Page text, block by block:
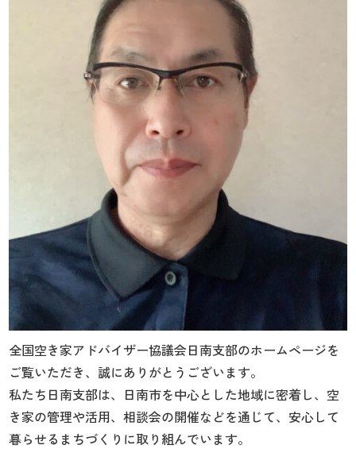
全国空き家アドバイザー協議会日南支部のホームページを
ご覧いただき、誠にありがとうございます。
私たち日南支部は、日南市を中心とした地域に密着し、空
き家の管理や活用、相談会の開催などを通じて、安心して
暮らせるまちづくりに取り組んでいます。